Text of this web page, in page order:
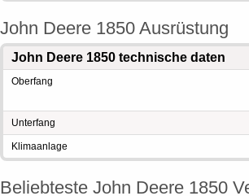
John Deere 1850 Ausrüstung
John Deere 1850 technische daten
Oberfang
Unterfang
Klimaanlage
Beliebteste John Deere 1850